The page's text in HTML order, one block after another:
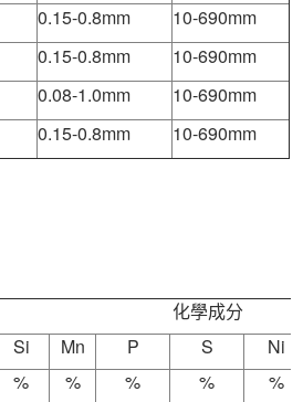
0.15-0.8mm
10-690mm
0.15-0.8mm
10-690mm
0.08-1.0mm
10-690mm
0.15-0.8mm 10-690mm
化學成分
Si Mn P S
Ni
% % % %
%